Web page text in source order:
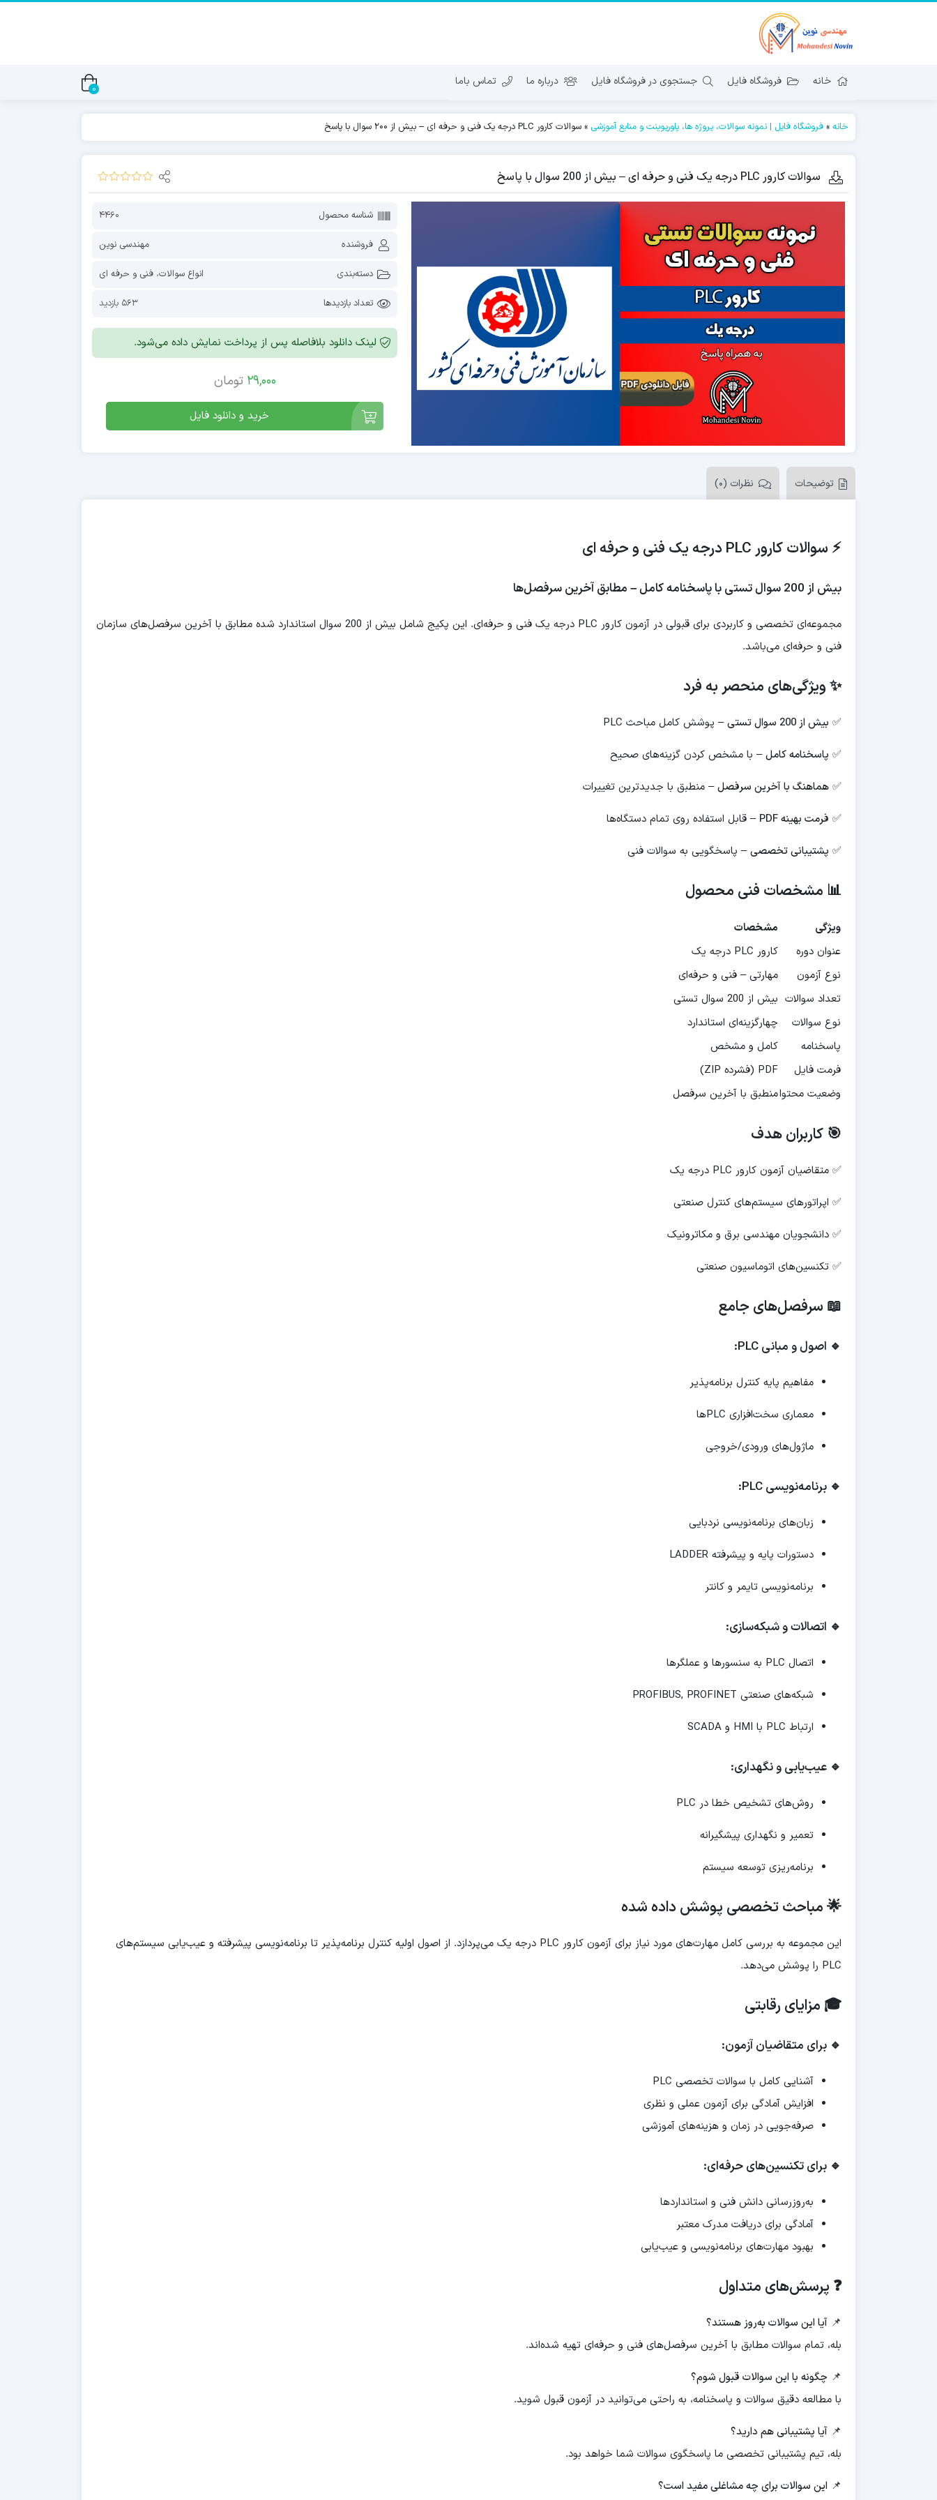
خانه فروشگاه فایل جستجوی در فروشگاه فایل درباره ما تماس باما
0
خانه » فروشگاه فایل | نمونه سوالات، پروژه ها، پاورپوینت و منابع آموزشی » سوالات کارور PLC درجه یک فنی و حرفه ای – بیش از 200 سوال با پاسخ
سوالات کارور PLC درجه یک فنی و حرفه ای – بیش از 200 سوال با پاسخ
شناسه محصول 4460
فروشنده مهندسی نوین
دسته‌بندی انواع سوالات، فنی و حرفه ای
تعداد بازدیدها 563 بازدید
لینک دانلود بلافاصله پس از پرداخت نمایش داده می‌شود.
29,000 تومان
خرید و دانلود فایل
توضیحات نظرات (0)
⚡ سوالات کارور PLC درجه یک فنی و حرفه ای
بیش از 200 سوال تستی با پاسخنامه کامل – مطابق آخرین سرفصل‌ها
مجموعه‌ای تخصصی و کاربردی برای قبولی در آزمون کارور PLC درجه یک فنی و حرفه‌ای. این پکیج شامل بیش از 200 سوال استاندارد شده مطابق با آخرین سرفصل‌های سازمان
فنی و حرفه‌ای می‌باشد.
✨ ویژگی‌های منحصر به فرد
✅ بیش از 200 سوال تستی
– پوشش کامل مباحث PLC
✅ پاسخنامه کامل– با مشخص کردن گزینه‌های صحیح
✅ هماهنگ با آخرین سرفصل– منطبق با جدیدترین تغییرات
✅ فرمت بهینه PDF
– قابل استفاده روی تمام دستگاه‌ها
✅ پشتیبانی تخصصی– پاسخگویی به سوالات فنی
📊 مشخصات فنی محصول
ویژگی
مشخصات
عنوان دوره
کارور PLC درجه یک
نوع آزمون
مهارتی – فنی و حرفه‌ای
تعداد سوالات بیش از 200 سوال تستی
نوع سوالات
چهارگزینه‌ای استاندارد
پاسخنامه
کامل و مشخص
فرمت فایل
PDF (فشرده ZIP)
وضعیت محتوامنطبق با آخرین سرفصل
🎯 کاربران هدف
✅ متقاضیان آزمون کارور PLC درجه یک
✅ اپراتورهای سیستم‌های کنترل صنعتی
✅ دانشجویان مهندسی برق و مکاترونیک
✅ تکنسین‌های اتوماسیون صنعتی
📖 سرفصل‌های جامع
🔹 اصول و مبانی PLC:
مفاهیم پایه کنترل برنامه‌پذیر
معماری سخت‌افزاری PLCها
ماژول‌های ورودی/خروجی
🔹 برنامه‌نویسی PLC:
زبان‌های برنامه‌نویسی نردبایی
دستورات پایه و پیشرفته LADDER
برنامه‌نویسی تایمر و کانتر
🔹 اتصالات و شبکه‌سازی:
اتصال PLC به سنسورها و عملگرها
شبکه‌های صنعتی PROFIBUS, PROFINET
ارتباط PLC با HMI و SCADA
🔹 عیب‌یابی و نگهداری:
روش‌های تشخیص خطا در PLC
تعمیر و نگهداری پیشگیرانه
برنامه‌ریزی توسعه سیستم
🌟 مباحث تخصصی پوشش داده شده
این مجموعه به بررسی کامل مهارت‌های مورد نیاز برای آزمون کارور PLC درجه یک می‌پردازد. از اصول اولیه کنترل برنامه‌پذیر تا برنامه‌نویسی پیشرفته و عیب‌یابی سیستم‌های
PLC را پوشش می‌دهد.
🎓 مزایای رقابتی
🔹 برای متقاضیان آزمون:
آشنایی کامل با سوالات تخصصی PLC
افزایش آمادگی برای آزمون عملی و نظری
صرفه‌جویی در زمان و هزینه‌های آموزشی
🔹 برای تکنسین‌های حرفه‌ای:
به‌روزرسانی دانش فنی و استانداردها
آمادگی برای دریافت مدرک معتبر
بهبود مهارت‌های برنامه‌نویسی و عیب‌یابی
❓ پرسش‌های متداول
📌 آیا این سوالات به‌روز هستند؟
بله، تمام سوالات مطابق با آخرین سرفصل‌های فنی و حرفه‌ای تهیه شده‌اند.
📌 چگونه با این سوالات قبول شوم؟
با مطالعه دقیق سوالات و پاسخنامه، به راحتی می‌توانید در آزمون قبول شوید.
📌 آیا پشتیبانی هم دارید؟
بله، تیم پشتیبانی تخصصی ما پاسخگوی سوالات شما خواهد بود.
📌 این سوالات برای چه مشاغلی مفید است؟